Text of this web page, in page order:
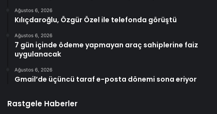
Ağustos 6, 2026
Kılıçdaroğlu, Özgür Özel ile telefonda görüştü
Ağustos 6, 2026
7 gün içinde ödeme yapmayan araç sahiplerine faiz
uygulanacak
Ağustos 6, 2026
Gmail’de üçüncü taraf e-posta dönemi sona eriyor
Rastgele Haberler